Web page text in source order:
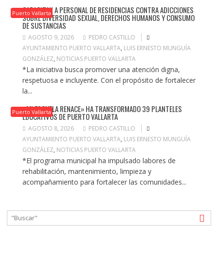
Puerto Vallarta
CAPACITAN A PERSONAL DE RESIDENCIAS CONTRA ADICCIONES
SOBRE DIVERSIDAD SEXUAL, DERECHOS HUMANOS Y CONSUMO
DE SUSTANCIAS
AGOSTO 9, 2026
PEDRO CASTILLO
AYUNTAMIENTO PUERTO VALLARTA, LUIS ERNESTO MUNGUÍA
GONZÁLEZ, NOTICIAS PUERTO VALLARTA
*La iniciativa busca promover una atención digna,
respetuosa e incluyente. Con el propósito de fortalecer
la...
Puerto Vallarta
«MI ESCUELA RENACE» HA TRANSFORMADO 39 PLANTELES
EDUCATIVOS DE PUERTO VALLARTA
AGOSTO 8, 2026
PEDRO CASTILLO
AYUNTAMIENTO PUERTO VALLARTA, LUIS ERNESTO MUNGUÍA
GONZÁLEZ, NOTICIAS PUERTO VALLARTA
*El programa municipal ha impulsado labores de
rehabilitación, mantenimiento, limpieza y
acompañamiento para fortalecer las comunidades...